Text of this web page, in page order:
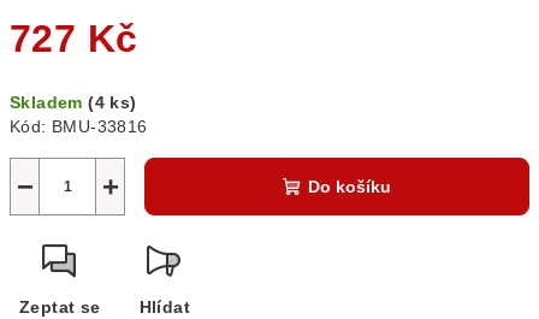
727 Kč
cena:
Skladem(4 ks)
Kód: BMU-33816
+
− Do košíku
Zeptat se Hlídat